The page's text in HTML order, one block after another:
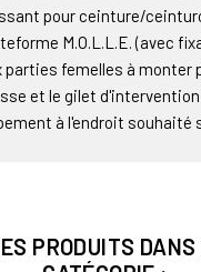
pour ceinture/
M.O.L.L.E. (avec
parties femelles à monter
et le gilet
à l'endroit souhaité
PRODUITS